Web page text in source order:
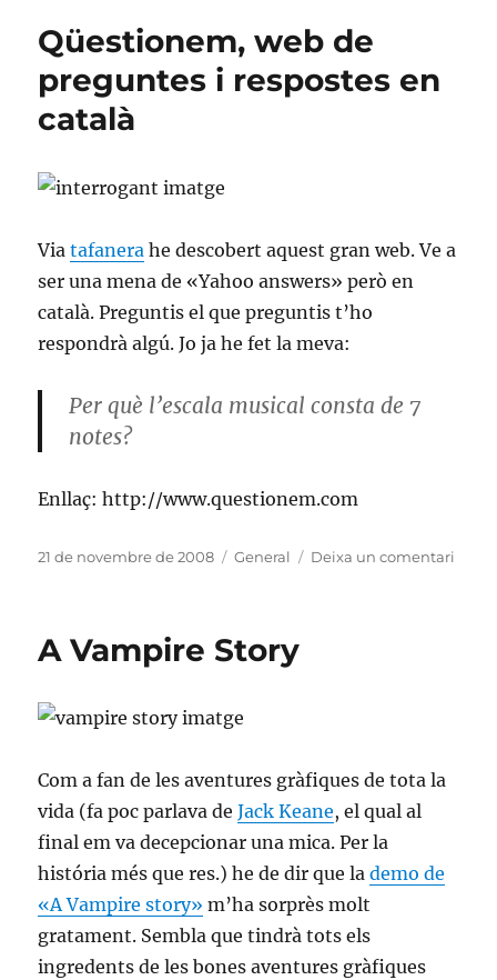
Qüestionem, web de
preguntes i respostes en
català
Viatafanera he descobert aquest gran web. Ve a
ser una mena de «Yahoo answers» però en
català. Preguntis el que preguntis t’ho
respondrà algú. Jo ja he fet la meva:
Per què l’escala musical consta de 7
notes?
Enllaç: http://www.questionem.com
Publicat
21 de novembre de 2008 Categories
General Deixa un comentari
A Vampire Story
Com a fan de les aventures gràfiques de tota la
vida (fa poc parlava deJack Keane, el qual al
final em va decepcionar una mica. Per la
história més que res.) he de dir que lademo de
«A Vampire story» m’ha sorprès molt
gratament. Sembla que tindrà tots els
ingredents de les bones aventures gràfiques